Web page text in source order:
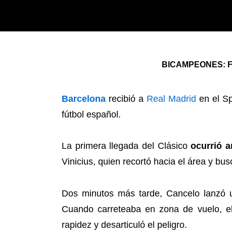
BICAMPEONES:
Barcelona recibió a Real Madrid en el
fútbol español.
La primera llegada del Clásicoocurrió
Vinicius, quien recortó hacia el área y
Dos minutos más tarde, Cancelo lanzó
Cuando carreteaba en zona de vuelo,
rapidez y desarticuló el peligro.